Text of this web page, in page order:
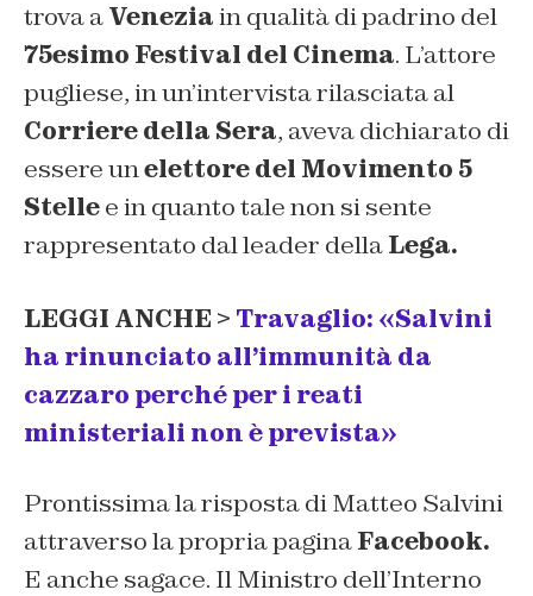
trova aVeneziain qualità di padrino del
75esimo Festival del Cinema. L’attore
pugliese, in un’intervista rilasciata al
Corriere della Sera, aveva dichiarato di
essere unelettore del Movimento 5
Stellee in quanto tale non si sente
rappresentato dal leader dellaLega.
LEGGI ANCHE > Travaglio: «Salvini
ha rinunciato all’immunità da
cazzaro perché per i reati
ministeriali non è prevista»
Prontissima la risposta di Matteo Salvini
attraverso la propria paginaFacebook.
E anche sagace. Il Ministro dell’Interno